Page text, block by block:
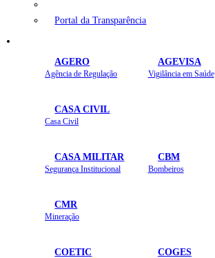
Portal da Transparência
AGERO
Agência de Regulação
AGEVISA
Vigilância em Saúde
CASA CIVIL
Casa Civil
CASA MILITAR
Segurança Institucional
CBM
Bombeiros
CMR
Mineração
COETIC COGES